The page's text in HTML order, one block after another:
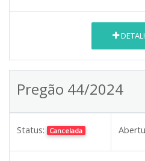
Pregão 44/2024
Status: Cancelada